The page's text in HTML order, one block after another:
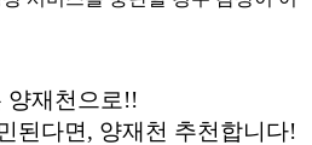
양재천으로!!
된다면, 양재천 추천합니다!